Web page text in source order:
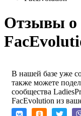
Отзывы о
В нашей базе уже
также можете
сообщества
FacEvolution из